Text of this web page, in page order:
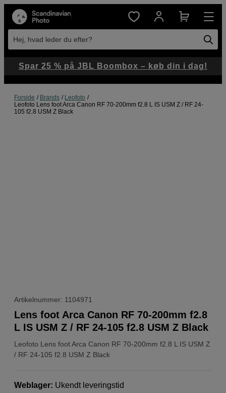
Hej, hvad leder du efter?
Forside Brands
Leofoto
Leofoto Lens foot Arca Canon RF 70-200mm f2.8 L IS USM Z / RF 24-
105 f2.8 USM Z Black
Artikelnummer: 1104971
Leofoto Lens foot Arca Canon RF 70-200mm f2.8 L IS USM Z
/ RF 24-105 f2.8 USM Z Black
Lens foot Arca Canon RF 70-200mm f2.8
L IS USM Z / RF 24-105 f2.8 USM Z Black
Weblager: Ukendt leveringstid
Spar 25 % på JBL Boombox – køb din i dag!